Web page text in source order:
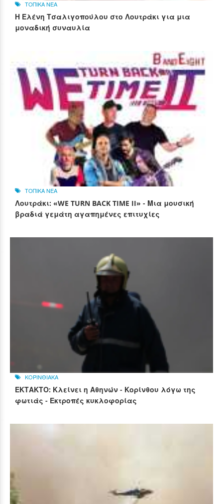
ΤΟΠΙΚΑ ΝΕΑ
Η Ελένη Τσαλιγοπούλου στο Λουτράκι για μια
μοναδική συναυλία
ΤΟΠΙΚΑ ΝΕΑ
Λουτράκι: «WE TURN BACK TIME II» - Μια μουσική
βραδιά γεμάτη αγαπημένες επιτυχίες
ΚΟΡΙΝΘΙΑΚΑ
ΕΚΤΑΚΤΟ: Κλείνει η Αθηνών - Κορίνθου λόγω της
φωτιάς - Εκτροπές κυκλοφορίας